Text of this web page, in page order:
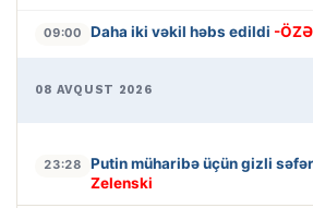
09:00 Daha iki vəkil həbs edildi -
08 AVQUST 2026
23:28 Putin müharibə üçün gizli
Zelenski